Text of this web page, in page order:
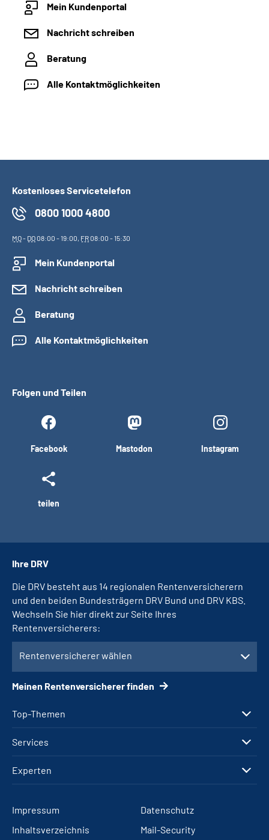
Mein Kundenportal
Nachricht schreiben
Beratung
Alle Kontaktmöglichkeiten
Kostenloses Servicetelefon
0800 1000 4800
MO- DO08:00 - 19:00, FR08:00 - 15:30
Mein Kundenportal
Nachricht schreiben
Beratung
Alle Kontaktmöglichkeiten
Folgen und Teilen
Facebook Mastodon Instagram
teilen
Top-Themen
Services
Experten
Ihre DRV
Die DRV besteht aus 14 regionalen Rentenversicherern
und den beiden Bundesträgern DRV Bund und DRV KBS.
Wechseln Sie hier direkt zur Seite Ihres
Rentenversicherers:
Rentenversicherer wählen
Meinen Rentenversicherer finden
Impressum
Datenschutz
Inhaltsverzeichnis
Mail-Security